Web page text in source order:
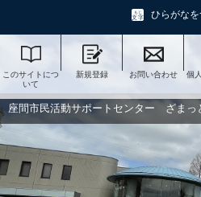
ひらがな
このサイトにつ
いて
新規登録 お問い合わせ
個
座間市民活動サポートセンター ざまっ